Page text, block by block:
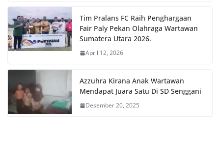
Tim Pralans FC Raih Penghargaan
Fair Paly Pekan Olahraga Wartawan
Sumatera Utara 2026.
April 12, 2026
Azzuhra Kirana Anak Wartawan
Mendapat Juara Satu Di SD Senggani
Desember 20, 2025